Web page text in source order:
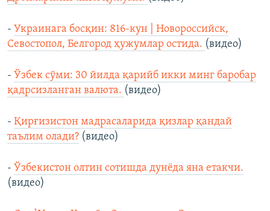
- Украинага босқин: 816-кун | Новороссийск,
Севостопол, Белгород ҳужумлар остида. (видео)
- Ўзбек сўми: 30 йилда қарийб икки минг баробар
қадрсизланган валюта. (видео)
- Қирғизистон мадрасаларида қизлар қандай
таълим олади? (видео)
- Ўзбекистон олтин сотишда дунёда яна етакчи.
(видео)